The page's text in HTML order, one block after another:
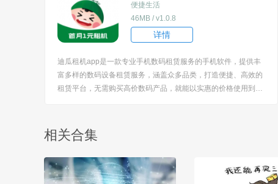
便捷生活
46MB / v1.0.8
详情
迪瓜租机app是一款专业手机数码租赁服务的手机软件，提供丰
富多样的数码设备租赁服务，涵盖众多品类，打造便捷、高效的
租赁平台，无需购买高价数码产品，就能以实惠的价格使用到心
门手机、电脑，还...
相关合集